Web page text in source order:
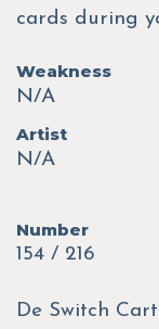
cards during
Weakness
N/A
Artist
N/A
Number
154 / 216
De Switch